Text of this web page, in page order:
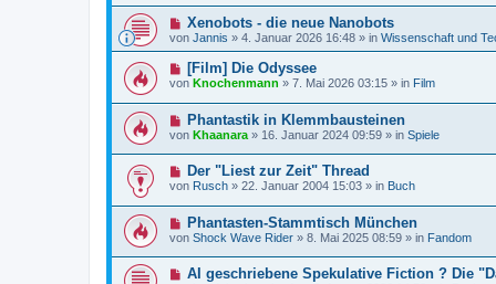
g
i
r
a
g
e
B
r
a
g
N
e
u
e
B
r
a
g
Xenobots - die neue Nanobots
von Jannis » 4. Januar 2026 16:48 » in Wissenschaft und
N
e
u
e
B
i
r
g
[Film] Die Odyssee
von Knochenmann » 7. Mai 2026 03:15 » in Film
N
e
u
e
B
i
r
Phantastik in Klemmbausteinen
von Khaanara » 16. Januar 2024 09:59 » in Spiele
N
e
u
e
B
i
Der "Liest zur Zeit" Thread
von Rusch » 22. Januar 2004 15:03 » in Buch
N
e
u
e
Phantasten-Stammtisch München
von Shock Wave Rider » 8. Mai 2025 08:59 » in Fandom
N
AI geschriebene Spekulative Fiction ? Die